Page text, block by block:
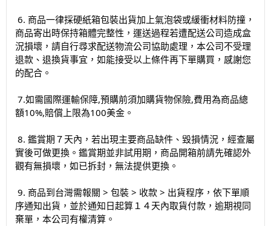
6. 商品一律採硬紙箱包裝出貨加上氣泡袋或緩衝材料防撞，
商品寄出時保持箱體完整性，運送過程若遭配送公司造成盒
況損壞，請自行尋求配送物流公司協助處理，本公司不受理
退款、退換貨事宜，如能接受以上條件再下單購買，感謝您
的配合。
7.如需國際運輸保障,預購前須加購貨物保險,費用為商品總
額10%,賠償上限為100美金。
8. 鑑賞期７天內，若出現主要商品缺件、毀損情況，經查屬
實後可做更換。鑑賞期並非試用期，商品開箱前請先確認外
觀有無損壞，如已拆封，無法提供更換。
9. 商品到台灣需報關 > 包裝 > 收款 > 出貨程序，依下單順
序通知出貨，並於通知日起算１４天內取貨付款，逾期視同
棄單，本公司有權清算。